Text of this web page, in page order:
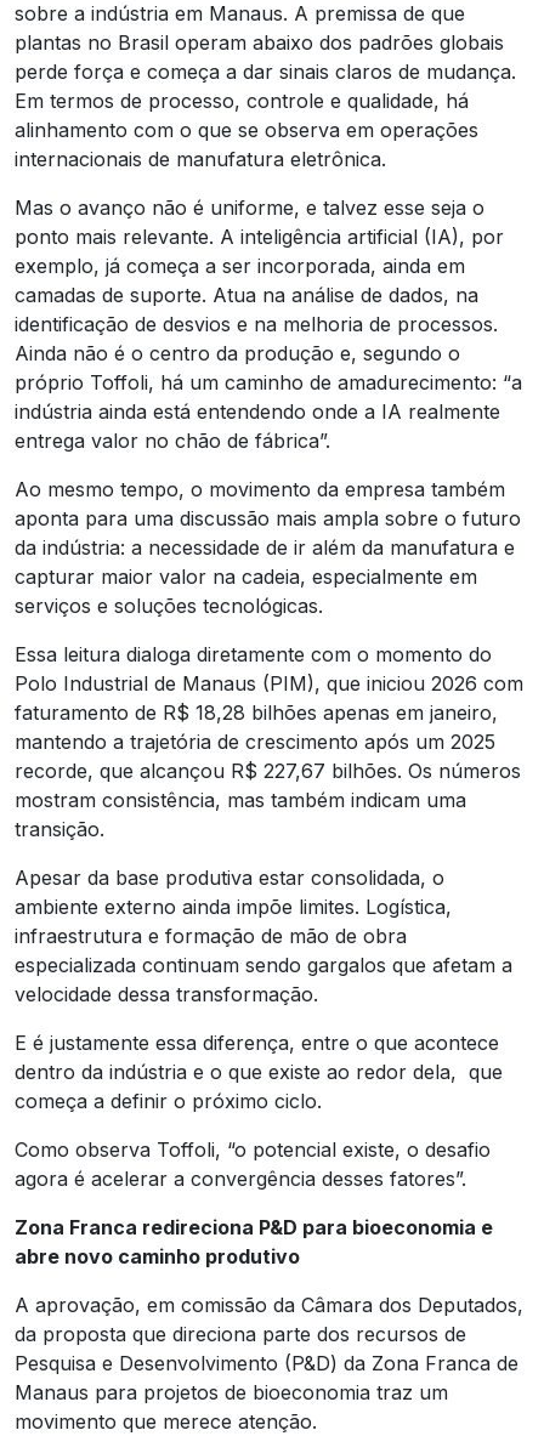
sobre a indústria em Manaus. A premissa de que
plantas no Brasil operam abaixo dos padrões globais
perde força e começa a dar sinais claros de mudança.
Em termos de processo, controle e qualidade, há
alinhamento com o que se observa em operações
internacionais de manufatura eletrônica.
Mas o avanço não é uniforme, e talvez esse seja o
ponto mais relevante. A inteligência artificial (IA), por
exemplo, já começa a ser incorporada, ainda em
camadas de suporte. Atua na análise de dados, na
identificação de desvios e na melhoria de processos.
Ainda não é o centro da produção e, segundo o
próprio Toffoli, há um caminho de amadurecimento: “a
indústria ainda está entendendo onde a IA realmente
entrega valor no chão de fábrica”.
Ao mesmo tempo, o movimento da empresa também
aponta para uma discussão mais ampla sobre o futuro
da indústria: a necessidade de ir além da manufatura e
capturar maior valor na cadeia, especialmente em
serviços e soluções tecnológicas.
Essa leitura dialoga diretamente com o momento do
Polo Industrial de Manaus (PIM), que iniciou 2026 com
faturamento de R$ 18,28 bilhões apenas em janeiro,
mantendo a trajetória de crescimento após um 2025
recorde, que alcançou R$ 227,67 bilhões. Os números
mostram consistência, mas também indicam uma
transição.
Apesar da base produtiva estar consolidada, o
ambiente externo ainda impõe limites. Logística,
infraestrutura e formação de mão de obra
especializada continuam sendo gargalos que afetam a
velocidade dessa transformação.
E é justamente essa diferença, entre o que acontece
dentro da indústria e o que existe ao redor dela, que
começa a definir o próximo ciclo.
Como observa Toffoli, “o potencial existe, o desafio
agora é acelerar a convergência desses fatores”.
Zona Franca redireciona P&D para bioeconomia e
abre novo caminho produtivo
A aprovação, em comissão da Câmara dos Deputados,
da proposta que direciona parte dos recursos de
Pesquisa e Desenvolvimento (P&D) da Zona Franca de
Manaus para projetos de bioeconomia traz um
movimento que merece atenção.